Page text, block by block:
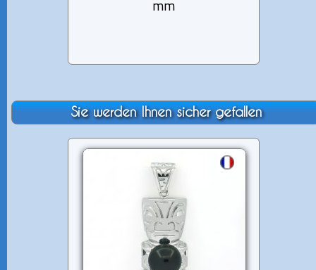
mm
Sie werden Ihnen sicher gefallen